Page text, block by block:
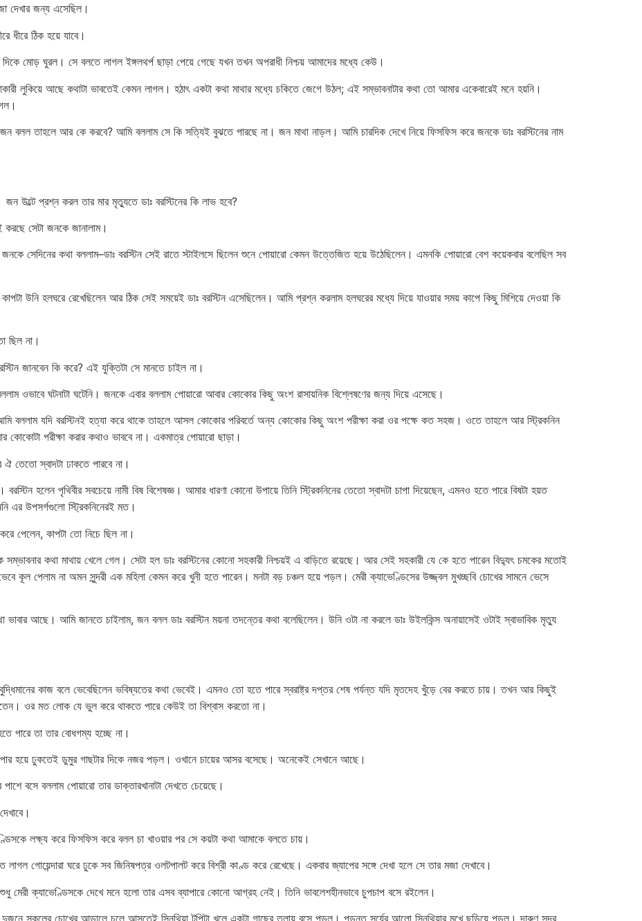
দেখার জন্য এসেছিল।
ধীরে ঠিক হয়ে যাবে।
মোড় ঘুরল। সে বলতে লাগল ইঙ্গলথর্প ছাড়া পেয়ে গেছে যখন তখন অপরাধী নিশ্চয় আমাদের মধ্যে কেউ।
লুকিয়ে আছে কথাটা ভাবতেই কেমন লাগল। হঠাৎ একটা কথা মাথার মধ্যে চকিতে জেগে উঠল; এই সম্ভাবনাটার কথা তো আমার একেবারেই মনে হয়নি।
তাহলে আর কে করবে? আমি বললাম সে কি সত্যিই বুঝতে পারছে না। জন মাথা নাড়ল। আমি চারদিক দেখে নিয়ে ফিসফিস করে জনকে ডাঃ বরস্টিনের নাম
প্রশ্ন করল তার মার মৃত্যুতে ডাঃ বরস্টিনের কি লাভ হবে?
সেটা জনকে জানালাম।
সেদিনের কথা বললাম–ডাঃ বরস্টিন সেই রাতে স্টাইলসে ছিলেন শুনে পোয়ারো কেমন উত্তেজিত হয়ে উঠেছিলেন। এমনকি পোয়ারো বেশ কয়েকবার বলেছিল সব
উনি হলঘরে রেখেছিলেন আর ঠিক সেই সময়েই ডাঃ বরস্টিন এসেছিলেন। আমি প্রশ্ন করলাম হলঘরের মধ্যে দিয়ে যাওয়ার সময় কাপে কিছু মিশিয়ে দেওয়া কি
ছিল না।
জানবেন কি করে? এই যুক্তিটা সে মানতে চাইল না।
ওভাবে ঘটনাটা ঘটেনি। জনকে এবার বললাম পোয়ারো আবার কোকোর কিছু অংশ রাসায়নিক বিশ্লেষণের জন্য দিয়ে এসেছে।
বললাম যদি বরস্টিনই হত্যা করে থাকে তাহলে আসল কোকোর পরিবর্তে অন্য কোকোর কিছু অংশ পরীক্ষা করা ওর পক্ষে কত সহজ। ওতে তাহলে আর স্ট্রিকনিন
কোকোটা পরীক্ষা করার কথাও ভাববে না। একমাত্র পোয়ারো ছাড়া।
তেতো স্বাদটা ঢাকতে পারবে না।
হলেন পৃথিবীর সবচেয়ে নামী বিষ বিশেষজ্ঞ। আমার ধারণা কোনো উপায়ে তিনি স্ট্রিকনিনের তেতো স্বাদটা চাপা দিয়েছেন, এমনও হতে পারে বিষটা হয়ত
এর উপসর্গগুলো স্ট্রিকনিনেরই মত।
পেলেন, কাপটা তো নিচে ছিল না।
সম্ভাবনার কথা মাথায় খেলে গেল। সেটা হল ডাঃ বরস্টিনের কোনো সহকারী নিশ্চয়ই এ বাড়িতে রয়েছে। আর সেই সহকারী যে কে হতে পারেন বিদ্যুৎ চমকের মতোই
কূল পেলাম না অমন সুন্দরী এক মহিলা কেমন করে খুনী হতে পারেন। মনটা বড় চঞ্চল হয়ে পড়ল। মেরী ক্যাভেণ্ডিসের উজ্জ্বল মুখচ্ছবি চোখের সামনে ভেসে
আছে। আমি জানতে চাইলাম, জন বলল ডাঃ বরস্টিন ময়না তদন্তের কথা বলেছিলেন। উনি ওটা না করলে ডাঃ উইলকিন্স অনায়াসেই ওটাই স্বাভাবিক মৃত্যু
কাজ বলে ভেবেছিলেন ভবিষ্যতের কথা ভেবেই। এমনও তো হতে পারে স্বরাষ্ট্র দপ্তর শেষ পর্যন্ত যদি মৃতদেহ খুঁড়ে বের করতে চায়। তখন আর কিছুই
ওর মত লোক যে ভুল করে থাকতে পারে কেউই তা বিশ্বাস করতো না।
পারে তা তার বোধগম্য হচ্ছে না।
পার হয়ে ঢুকতেই ডুমুর গাছটার দিকে নজর পড়ল। ওখানে চায়ের আসর বসেছে। অনেকেই সেখানে আছে।
বসে বললাম পোয়ারো তার ডাক্তারখানাটা দেখতে চেয়েছে।
লক্ষ্য করে ফিসফিস করে বলল চা খাওয়ার পর সে কয়টা কথা আমাকে বলতে চায়।
গোয়েন্দারা ঘরে ঢুকে সব জিনিষপত্র ওলটপালট করে বিশ্রী কাণ্ড করে রেখেছে। একবার জ্যাপের সঙ্গে দেখা হলে সে তার মজা দেখাবে।
মেরী ক্যাভেণ্ডিসকে দেখে মনে হলো তার এসব ব্যাপারে কোনো আগ্রহ নেই। তিনি ভাবলেশহীনভাবে চুপচাপ বসে রইলেন।